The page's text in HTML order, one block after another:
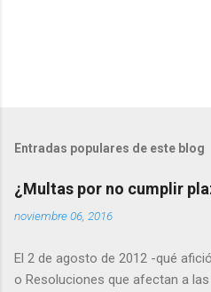
Entradas populares de este blog
¿Multas por no cumplir
noviembre 06, 2016
El 2 de agosto de 2012 -qué
o Resoluciones que afectan a